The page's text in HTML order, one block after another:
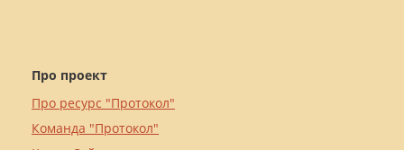
Про проект
Про ресурс "Протокол"
Команда "Протокол"